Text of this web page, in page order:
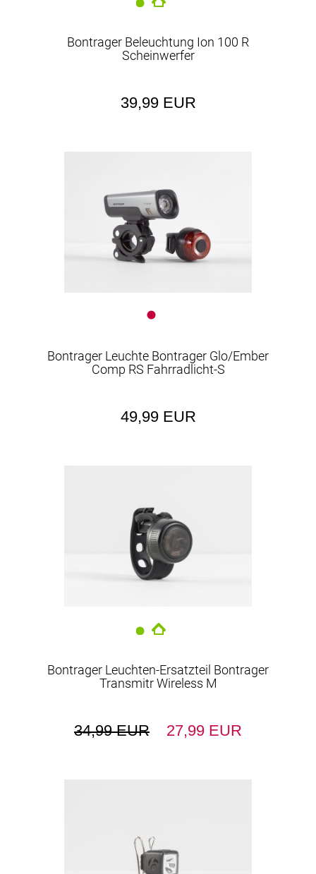
Bontrager Beleuchtung Ion 100 R
Scheinwerfer
39,99 EUR
Bontrager Leuchte Bontrager Glo/Ember
Comp RS Fahrradlicht-S
49,99 EUR
Bontrager Leuchten-Ersatzteil Bontrager
Transmitr Wireless M
34,99 EUR 27,99 EUR